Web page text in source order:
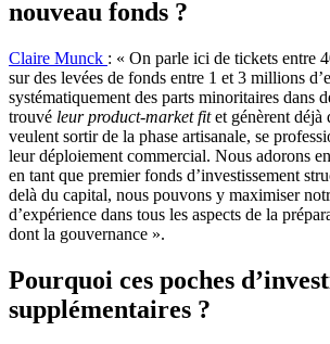
nouveau fonds ?
Claire Munck : « On parle ici de tickets entre
sur des levées de fonds entre 1 et 3 millions
systématiquement des parts minoritaires dans
trouvé leur product-market fitet génèrent déjà
veulent sortir de la phase artisanale, se
leur déploiement commercial. Nous adorons
en tant que premier fonds d’investissement
delà du capital, nous pouvons y maximiser
d’expérience dans tous les aspects de la
dont la gouvernance ».
Pourquoi ces poches
supplémentaires ?